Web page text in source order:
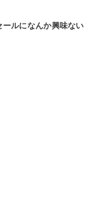
ルになんか興味ない